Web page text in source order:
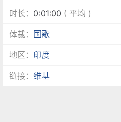
时长： 0:01:00 ( 平均 )
体裁： 国歌
地区： 印度
链接：维基